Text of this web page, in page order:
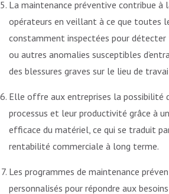
La maintenance préventive contribue à
opérateurs en veillant à ce que toutes
constamment inspectées pour détecter
ou autres anomalies susceptibles
des blessures graves sur le lieu de
Elle offre aux entreprises la possibilité
processus et leur productivité grâce à
efficace du matériel, ce qui se traduit
rentabilité commerciale à long terme.
Les programmes de maintenance
personnalisés pour répondre aux